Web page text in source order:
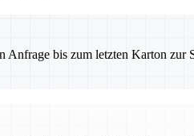
bis zum letzten Karton zur